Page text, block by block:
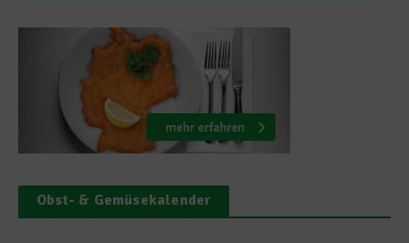
Obst- & Gemüsekalender